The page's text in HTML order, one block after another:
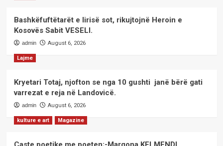
Bashkëfuftëtarët e lirisë sot, rikujtojnë Heroin e
Kosovës Sabit VESELI.
admin August 6, 2026
Lajme
Kryetari Totaj, njofton se nga 10 gushti janë bërë gati
varrezat e reja në Landovicë.
admin August 6, 2026
kulture e art Magazine